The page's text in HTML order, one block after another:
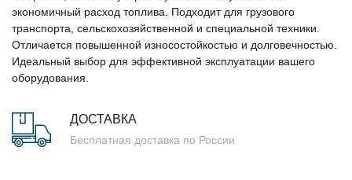
экономичный расход топлива. Подходит для грузового
транспорта, сельскохозяйственной и специальной техники.
Отличается повышенной износостойкостью и долговечностью.
Идеальный выбор для эффективной эксплуатации вашего
оборудования.
ДОСТАВКА
Бесплатная доставка по России